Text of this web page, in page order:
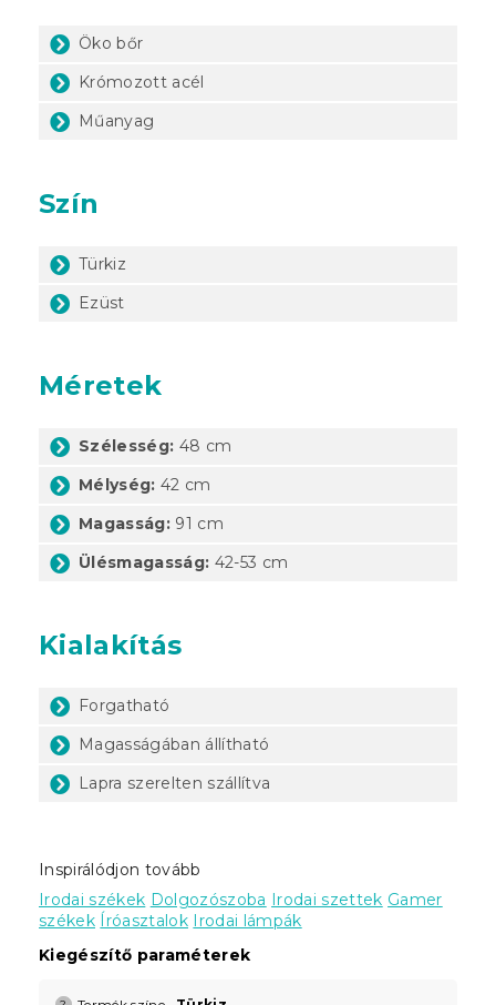
Öko bőr
Krómozott acél
Műanyag
Szín
Türkiz
Ezüst
Méretek
Szélesség: 48 cm
Mélység: 42 cm
Magasság: 91 cm
Ülésmagasság: 42-53 cm
Kialakítás
Forgatható
Magasságában állítható
Lapra szerelten szállítva
Inspirálódjon tovább
Irodai székek Dolgozószoba Irodai szettek Gamer
székek Íróasztalok Irodai lámpák
Kiegészítő paraméterek